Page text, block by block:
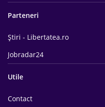
Parteneri
Știri - Libertatea.ro
Jobradar24
Utile
Contact